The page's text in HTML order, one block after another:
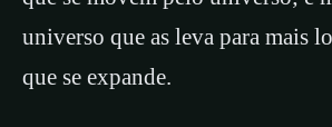
universo que as leva para mais
que se expande.